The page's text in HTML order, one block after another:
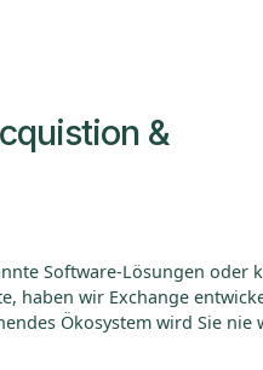
&
Software-Lösungen oder
haben wir Exchange
Ökosystem wird Sie nie